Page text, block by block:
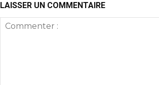
LAISSER UN COMMENTAIRE